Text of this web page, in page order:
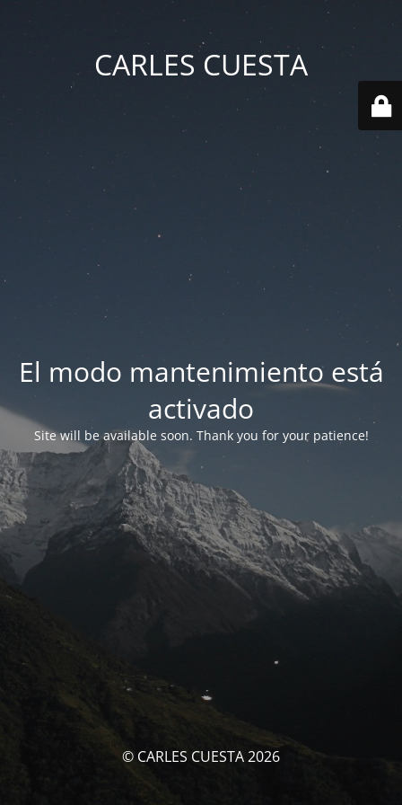
CARLES CUESTA
El modo mantenimiento está
activado
Site will be available soon. Thank you for your patience!
© CARLES CUESTA 2026